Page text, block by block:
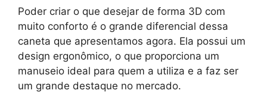
Poder criar o que desejar de forma 3D com
muito conforto é o grande diferencial dessa
caneta que apresentamos agora. Ela possui um
design ergonômico, o que proporciona um
manuseio ideal para quem a utiliza e a faz ser
um grande destaque no mercado.